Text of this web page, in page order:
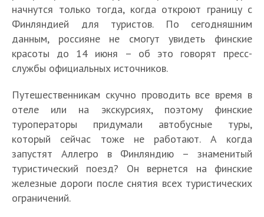
начнутся только тогда, когда откроют границу с
Финляндией для туристов. По сегодняшним
данным, россияне не смогут увидеть финские
красоты до 14 июня – об это говорят пресс-
службы официальных источников.
Путешественникам скучно проводить все время в
отеле или на экскурсиях, поэтому финские
туроператоры придумали автобусные туры,
который сейчас тоже не работают. А когда
запустят Аллегро в Финляндию – знаменитый
туристический поезд? Он вернется на финские
железные дороги после снятия всех туристических
ограничений.